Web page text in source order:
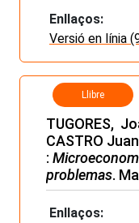
Enllaços:
Versió en línia
Llibre
TUGORES,
CASTRO
:
problemas.
Enllaços: